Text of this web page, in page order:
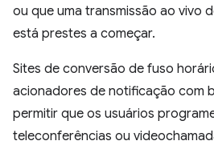
ou que uma transmissão ao vivo
está prestes a começar.
Sites de conversão de fuso
acionadores de notificação com
permitir que os usuários
teleconferências ou